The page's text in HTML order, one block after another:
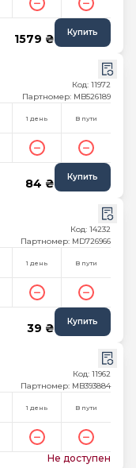
1579 ₴ Купить
Код: 11972
Партномер: MB526189
1 день В пути
84 ₴ Купить
Код: 14232
Партномер: MD726966
1 день В пути
39 ₴ Купить
Код: 11962
Партномер: MB393884
1 день В пути
Не доступен